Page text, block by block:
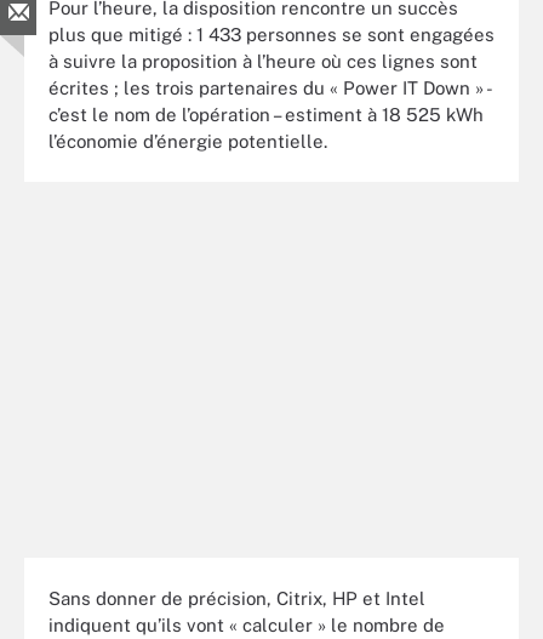
Pour l’heure, la disposition rencontre un succès
plus que mitigé : 1 433 personnes se sont engagées
à suivre la proposition à l’heure où ces lignes sont
écrites ; les trois partenaires du « Power IT Down » -
c’est le nom de l’opération – estiment à 18 525 kWh
l’économie d’énergie potentielle.
Sans donner de précision, Citrix, HP et Intel
indiquent qu’ils vont « calculer » le nombre de